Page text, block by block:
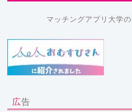
マッチングアプリ大学
広告